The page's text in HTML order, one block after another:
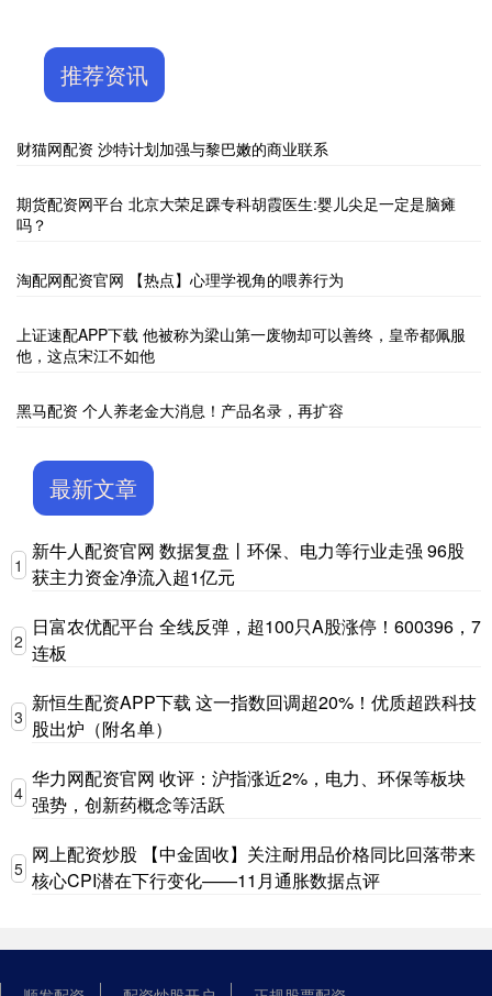
推荐资讯
财猫网配资 沙特计划加强与黎巴嫩的商业联系
期货配资网平台 北京大荣足踝专科胡霞医生:婴儿尖足一定是脑瘫
吗？
淘配网配资官网 【热点】心理学视角的喂养行为
上证速配APP下载 他被称为梁山第一废物却可以善终，皇帝都佩服
他，这点宋江不如他
黑马配资 个人养老金大消息！产品名录，再扩容
最新文章
1
新牛人配资官网 数据复盘丨环保、电力等行业走强 96股
获主力资金净流入超1亿元
2
日富农优配平台 全线反弹，超100只A股涨停！600396，7
连板
3
新恒生配资APP下载 这一指数回调超20%！优质超跌科技
股出炉（附名单）
4
华力网配资官网 收评：沪指涨近2%，电力、环保等板块
强势，创新药概念等活跃
5
网上配资炒股 【中金固收】关注耐用品价格同比回落带来
核心CPI潜在下行变化——11月通胀数据点评